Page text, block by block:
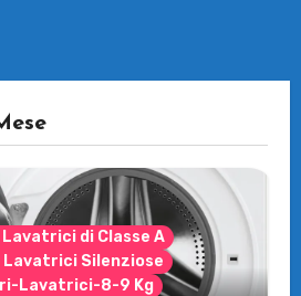
Lavatrici di Classe A
Lavatrici Silenziose
Lavatrici-8-9 Kg